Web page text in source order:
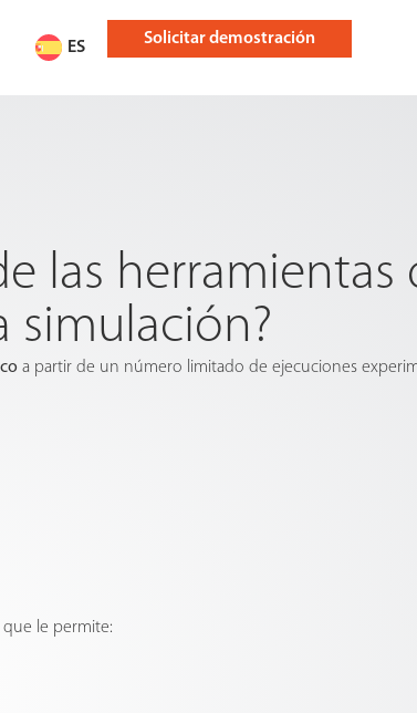
ES Solicitar demostración
las herramientas
simulación?
a partir de un número limitado de ejecuciones
que le permite: